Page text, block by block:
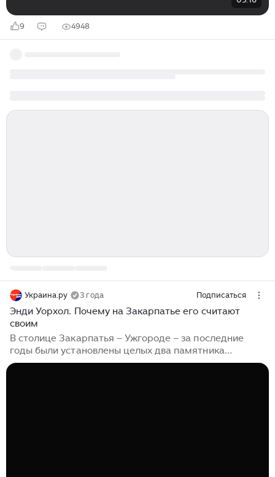
9 4948
Украина.ру 3 года Подписаться
Энди Уорхол. Почему на Закарпатье его считают
своим
В столице Закарпатья – Ужгороде – за последние
годы были установлены целых два памятника
американскому концептуалисту Энди Уорхолу: